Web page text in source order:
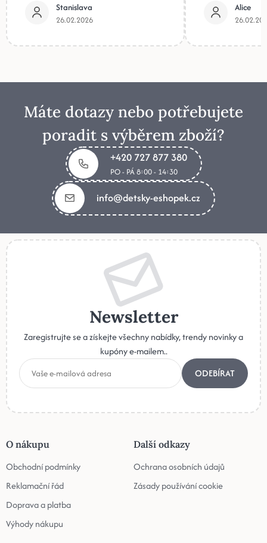
Stanislava
26.02.2026
Alice
Máte dotazy nebo potřebujete
poradit s výběrem zboží?
+420 727 877 380
PO - PÁ 8:00 - 14:30
info@detsky-eshopek.cz
Newsletter
Zaregistrujte se a získejte všechny nabídky, trendy novinky a
kupóny e-mailem..
ODEBÍRAT
O nákupu
Obchodní podmínky
Reklamační řád
Doprava a platba
Výhody nákupu
Další odkazy
Ochrana osobních údajů
Zásady používání cookie